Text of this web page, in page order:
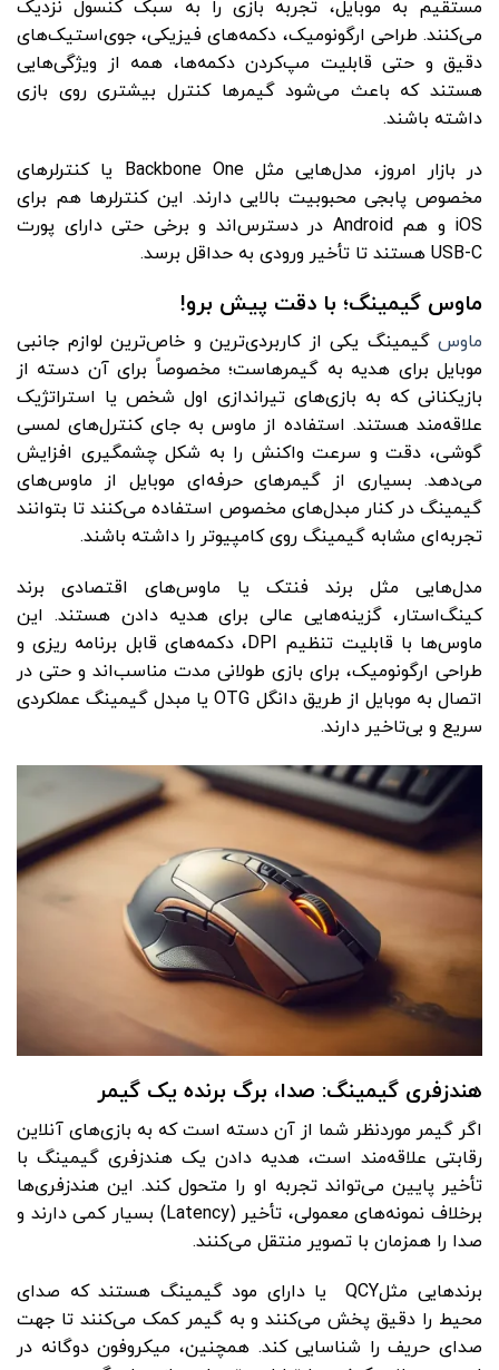
مستقیم به موبایل، تجربه بازی را به سبک کنسول نزدیک
می‌کنند. طراحی ارگونومیک، دکمه‌های فیزیکی، جوی‌استیک‌های
دقیق و حتی قابلیت مپ‌کردن دکمه‌ها، همه از ویژگی‌هایی
هستند که باعث می‌شود گیمرها کنترل بیشتری روی بازی
داشته باشند.
در بازار امروز، مدل‌هایی مثل Backbone One یا کنترلرهای
مخصوص پابجی محبوبیت بالایی دارند. این کنترلرها هم برای
iOS و هم Android در دسترس‌اند و برخی حتی دارای پورت
USB-C هستند تا تأخیر ورودی به حداقل برسد.
ماوس گیمینگ؛ با دقت پیش برو!
ماوس گیمینگ یکی از کاربردی‌ترین و خاص‌ترین لوازم جانبی
موبایل برای هدیه به گیمرهاست؛ مخصوصاً برای آن دسته از
بازیکنانی که به بازی‌های تیراندازی اول‌ شخص یا استراتژیک
علاقه‌مند هستند. استفاده از ماوس به‌ جای کنترل‌های لمسی
گوشی، دقت و سرعت واکنش را به ‌شکل چشمگیری افزایش
می‌دهد. بسیاری از گیمرهای حرفه‌ای موبایل از ماوس‌های
گیمینگ در کنار مبدل‌های مخصوص استفاده می‌کنند تا بتوانند
تجربه‌ای مشابه گیمینگ روی کامپیوتر را داشته باشند.
مدل‌هایی مثل برند فنتک یا ماوس‌های اقتصادی برند
کینگ‌استار، گزینه‌هایی عالی برای هدیه دادن هستند. این
ماوس‌ها با قابلیت تنظیم DPI، دکمه‌های قابل برنامه‌ ریزی و
طراحی ارگونومیک، برای بازی طولانی مدت مناسب‌اند و حتی در
اتصال به موبایل از طریق دانگل OTG یا مبدل گیمینگ عملکردی
سریع و بی‌تاخیر دارند.
هندزفری گیمینگ: صدا، برگ برنده یک گیمر
اگر گیمر موردنظر شما از آن دسته است که به بازی‌های آنلاین
رقابتی علاقه‌مند است، هدیه دادن یک هندزفری گیمینگ با
تأخیر پایین می‌تواند تجربه او را متحول کند. این هندزفری‌ها
برخلاف نمونه‌های معمولی، تأخیر (Latency) بسیار کمی دارند و
صدا را همزمان با تصویر منتقل می‌کنند.
برندهایی مثلQCY
یا دارای مود گیمینگ هستند که صدای
محیط را دقیق پخش می‌کنند و به گیمر کمک می‌کنند تا جهت
صدای حریف را شناسایی کند. همچنین، میکروفون دوگانه در